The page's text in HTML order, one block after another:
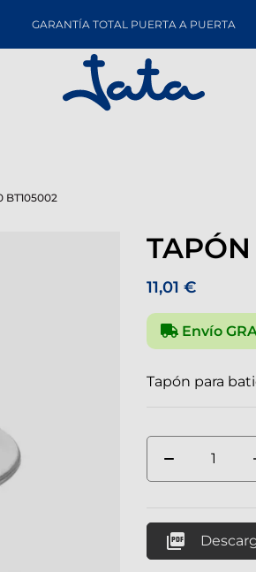
GARANTÍA TOTAL PUERTA A PUERTA
BT105002
11,01 €
Envío
Tapón para
